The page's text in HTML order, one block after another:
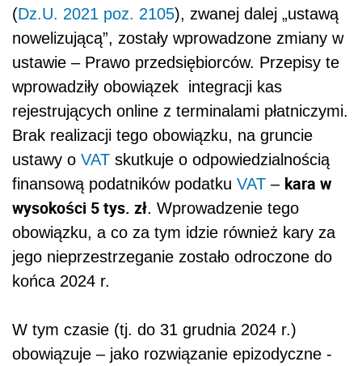
(Dz.U. 2021 poz. 2105), zwanej dalej „ustawą
nowelizującą”, zostały wprowadzone zmiany w
ustawie – Prawo przedsiębiorców. Przepisy te
wprowadziły obowiązek integracji kas
rejestrujących online z terminalami płatniczymi.
Brak realizacji tego obowiązku, na gruncie
ustawy o VAT skutkuje o odpowiedzialnością
finansową podatników podatku VAT – kara w
wysokości 5 tys. zł. Wprowadzenie tego
obowiązku, a co za tym idzie również kary za
jego nieprzestrzeganie zostało odroczone do
końca 2024 r.
W tym czasie (tj. do 31 grudnia 2024 r.)
obowiązuje – jako rozwiązanie epizodyczne -